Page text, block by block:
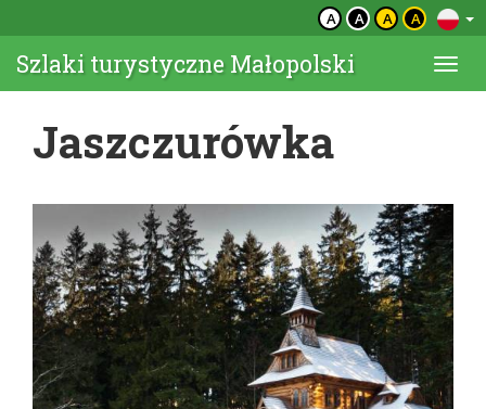
A A A A
Szlaki turystyczne Małopolski
Jaszczurówka